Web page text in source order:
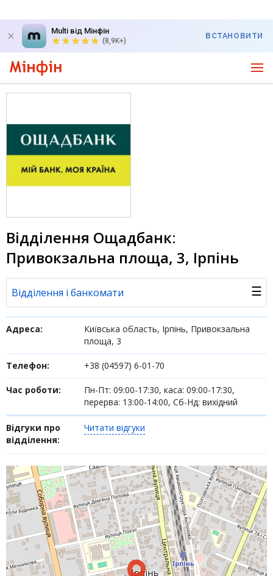
Multi від Мінфін
(8,9K+)
ВСТАНОВИТИ
Відділення Ощадбанк:
Привокзальна площа, 3, Ірпінь
Відділення і банкомати
Банк у новинах
Питання банку
Відгуки
Депозити юр. осіб
Кредити для бізнеса
Інтернет-банкінг
Банки-партнери
Акції
Рахунки для бізнесу
☰
Адреса:
Київська область, Ірпінь, Привокзальна
площа, 3
Телефон: +38 (04597) 6-01-70
Час роботи:
Пн-Пт: 09:00-17:30, каса: 09:00-17:30,
перерва: 13:00-14:00, Сб-Нд: вихідний
Відгуки про
відділення:
Читати відгуки